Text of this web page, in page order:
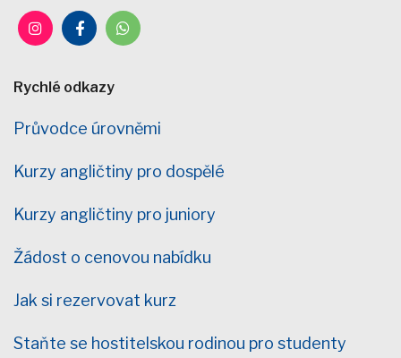
Rychlé odkazy
Průvodce úrovněmi
Kurzy angličtiny pro dospělé
Kurzy angličtiny pro juniory
Žádost o cenovou nabídku
Jak si rezervovat kurz
Staňte se hostitelskou rodinou pro studenty